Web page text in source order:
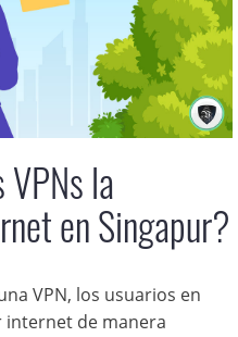
la
en Singapur?
VPN, los usuarios en
internet de manera